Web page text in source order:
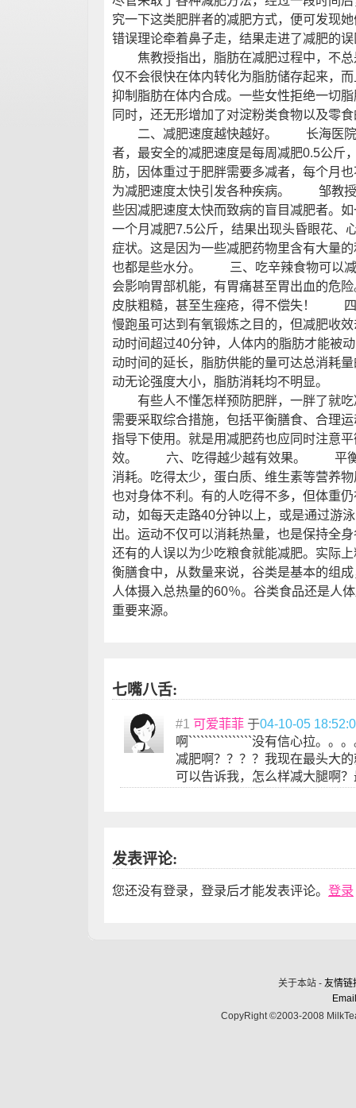
究一下这类肥胖者的减肥方式，便可发现
错误理论牵着鼻子走，结果走进了减肥
焦教授指出，脂肪在减肥过程中，不总
仅不会很快在体内转化为脂肪储存起来，
抑制脂肪在体内合成。一些女性拒绝一切
同时，还无形增加了对淀粉类食物以及零
二、减肥速度越快越好。 长海医院
者，最安全的减肥速度是每周减肥0.5公斤
肪，因体重过于肥胖需要多减者，每个月
为减肥速度太快引发各种疾病。 邹教授
些因减肥速度太快而致病的盲目减肥者。
一个月减肥7.5公斤，结果出现头昏眼花、
症状。这是因为一些减肥药物里含有大量
也都是些水分。 三、吃辛辣食物可以
会影响胃部机能，有胃痛甚至胃出血的危
皮肤粗糙，甚至生痤疮，得不偿失！
慢跑虽可达到有氧锻炼之目的，但减肥收
动时间超过40分钟，人体内的脂肪才能被
动时间的延长，脂肪供能的量可达总消耗
动无论强度大小，脂肪消耗均不明显。
有些人不懂怎样预防肥胖，一胖了就吃
需要采取综合措施，包括平衡膳食、合理
指导下使用。就是用减肥药也应同时注意
效。 六、吃得越少越有效果。 平衡
消耗。吃得太少，蛋白质、维生素等营养
也对身体不利。有的人吃得不多，但体重
动，如每天走路40分钟以上，或是通过游
出。运动不仅可以消耗热量，也是保持
还有的人误以为少吃粮食就能减肥。实际
衡膳食中，从数量来说，谷类是基本的组
人体摄入总热量的60％。谷类食品还是人
重要来源。
七嘴八舌:
#1 可爱菲菲 于04-10-05
啊````````````````没有信心拉。。
减肥啊？？？？我现在最头大
可以告诉我，怎么样减大腿啊
发表评论:
您还没有登录，登录后才能发表评论。 登录
关于本站 - 友情链
CopyRight ©2003-2008